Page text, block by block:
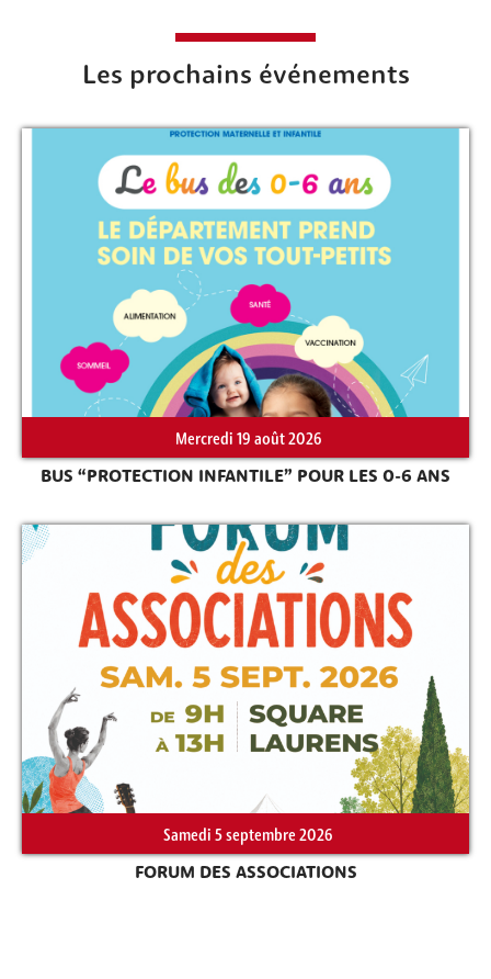
Les prochains événements
Mercredi 19 août 2026
BUS “PROTECTION INFANTILE” POUR LES 0-6 ANS
Samedi 5 septembre 2026
FORUM DES ASSOCIATIONS